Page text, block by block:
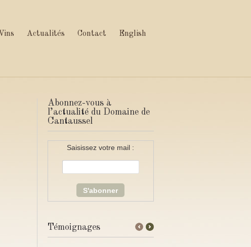
Actualités Contact English
Abonnez-vous à
l’actualité du Domaine de
Cantaussel
Saisissez votre mail :
Témoignages
Next
←